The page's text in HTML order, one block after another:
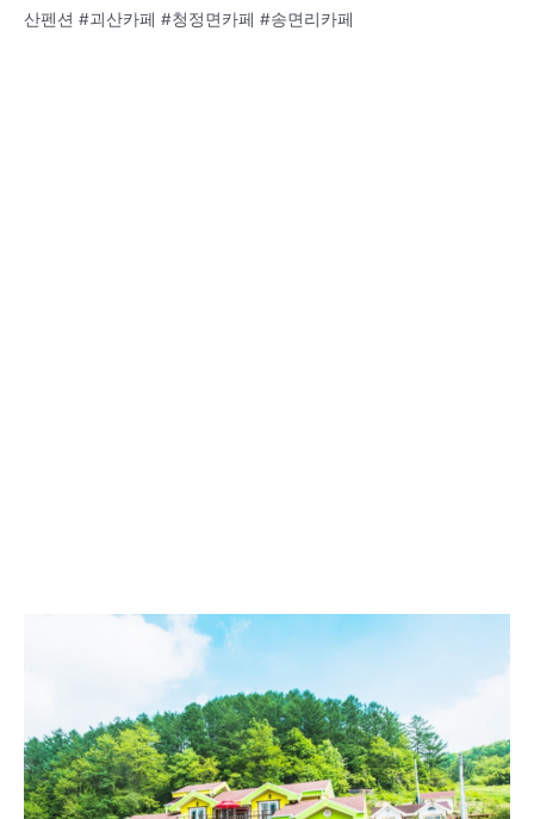
산펜션 #괴산카페 #청정면카페 #송면리카페